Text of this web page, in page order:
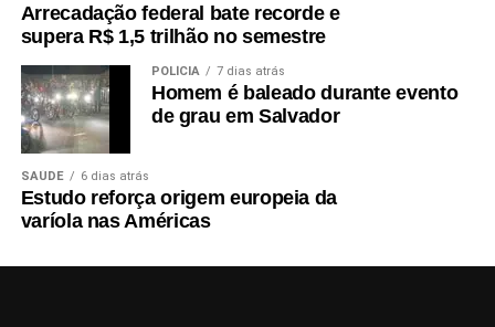
Arrecadação federal bate recorde e
supera R$ 1,5 trilhão no semestre
POLÍCIA 7 dias atrás
Homem é baleado durante evento
de grau em Salvador
SAÚDE 6 dias atrás
Estudo reforça origem europeia da
varíola nas Américas